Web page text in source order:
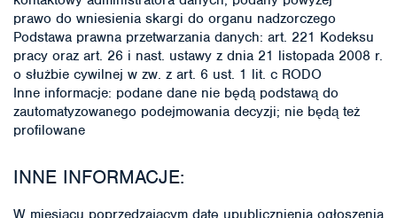
prawo do wniesienia skargi do organu nadzorczego
Podstawa prawna przetwarzania danych: art. 221 Kodeksu
pracy oraz art. 26 i nast. ustawy z dnia 21 listopada 2008 r.
o służbie cywilnej w zw. z art. 6 ust. 1 lit. c RODO
Inne informacje: podane dane nie będą podstawą do
zautomatyzowanego podejmowania decyzji; nie będą też
profilowane
INNE INFORMACJE:
W miesiącu poprzedzającym datę upublicznienia ogłoszenia